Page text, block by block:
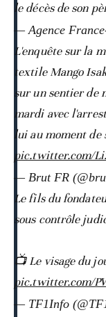
le décès de son
— Agence
L'enquête sur la
textile Mango
sur un sentier de
mardi avec
lui au moment de
pic.twitter.com/
— Brut FR
Le fils du
sous contrôle
📺 Le visage du
pic.twitter.com/
— TF1Info